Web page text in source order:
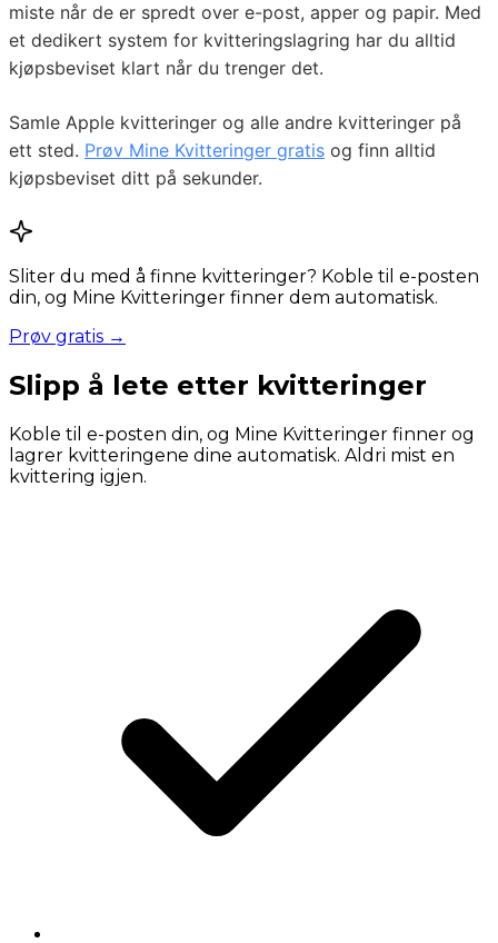
miste når de er spredt over e-post, apper og papir. Med
et dedikert system for kvitteringslagring har du alltid
kjøpsbeviset klart når du trenger det.
Samle Apple kvitteringer og alle andre kvitteringer på
ett sted. Prøv Mine Kvitteringer gratis og finn alltid
kjøpsbeviset ditt på sekunder.
Sliter du med å finne kvitteringer? Koble til e-posten
din, og Mine Kvitteringer finner dem automatisk.
Prøv gratis →
Slipp å lete etter kvitteringer
Koble til e-posten din, og Mine Kvitteringer finner og
lagrer kvitteringene dine automatisk. Aldri mist en
kvittering igjen.